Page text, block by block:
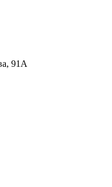
91А